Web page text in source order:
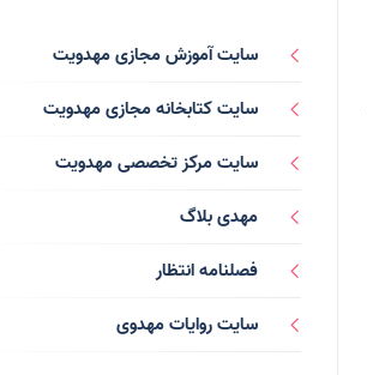
سایت آموزش مجازی مهدویت
سایت کتابخانه مجازی مهدویت
سایت مرکز تخصصی مهدویت
مهدی بلاگ
فصلنامه انتظار
سایت روایات مهدوی